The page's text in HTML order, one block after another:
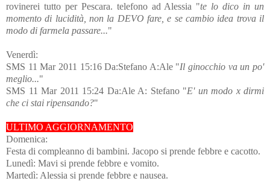
rovinerei tutto per Pescara. telefono ad Alessia "te lo dico in un
momento di lucidità, non la DEVO fare, e se cambio idea trova il
modo di farmela passare..."
Venerdì:
SMS 11 Mar 2011 15:16 Da:Stefano A:Ale "Il ginocchio va un po'
meglio..."
SMS 11 Mar 2011 15:24 Da:Ale A: Stefano "E' un modo x dirmi
che ci stai ripensando?"
ULTIMO AGGIORNAMENTO
Domenica:
Festa di compleanno di bambini. Jacopo si prende febbre e cacotto.
Lunedì: Mavi si prende febbre e vomito.
Martedì: Alessia si prende febbre e nausea.